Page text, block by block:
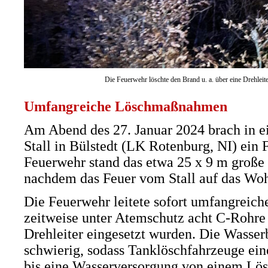
Die Feuerwehr löschte den Brand u. a. über eine
Umfangreiche Löschmaßnahmen
Am Abend des 27. Januar 2024 brach in
Stall in Bülstedt (LK Rotenburg, NI) ein
Feuerwehr stand das etwa 25 x 9 m
nachdem das Feuer vom Stall auf das
Die Feuerwehr leitete sofort
zeitweise unter Atemschutz acht C-
Drehleiter eingesetzt wurden. Die
schwierig, sodass Tanklöschfahrzeuge